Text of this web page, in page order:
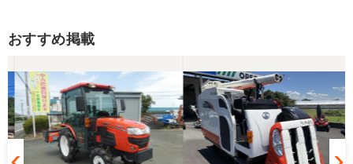
この度はお世話になりました。また、機会があれば
よろしくお願いします。
三重県／ユウスケ
おすすめ掲載